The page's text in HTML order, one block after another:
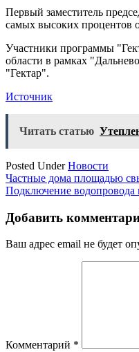
Первый заместитель
самых высоких процентов
Участники программы
области в рамках
"Гектар".
Источник
Читать статью
Posted UnderНовости
Навигация
по
записям
Частные дома площадью
Подключение водопровода
Добавить
Ваш адрес email не будет
Комментарий *